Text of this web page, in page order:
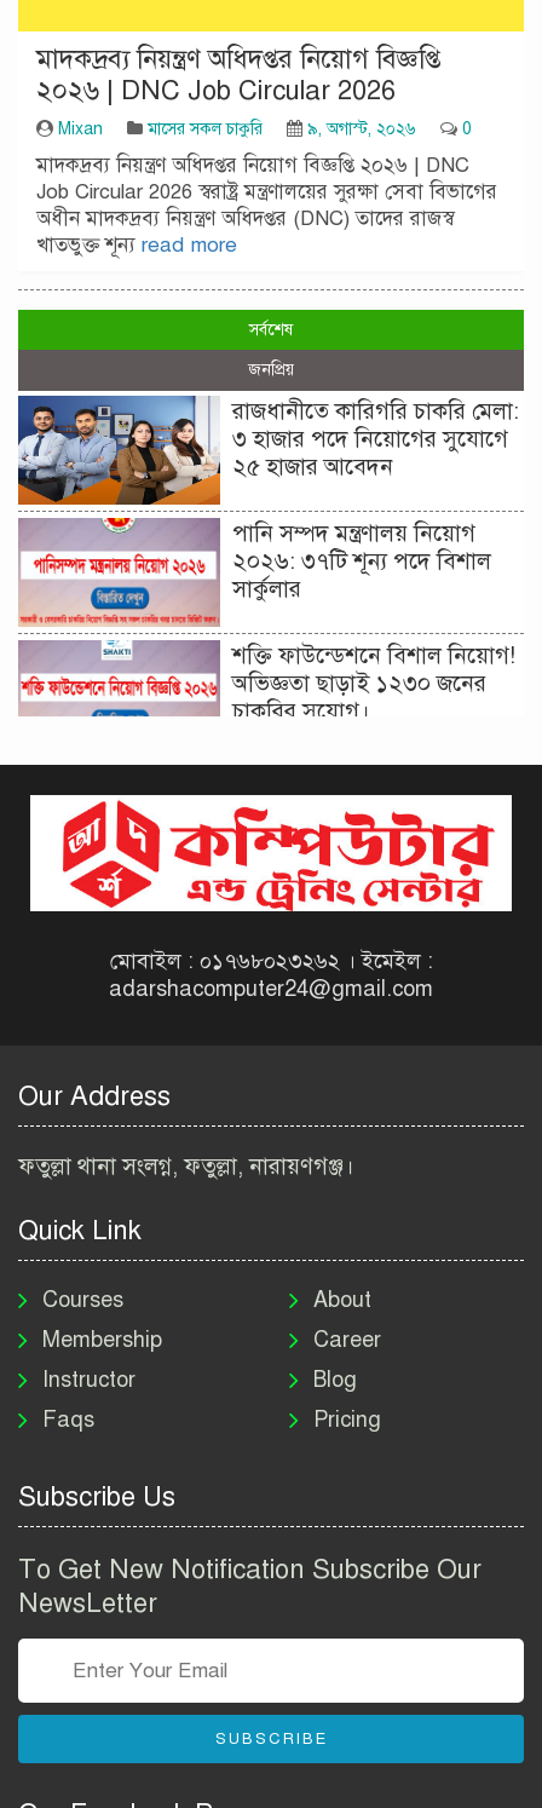
মাদকদ্রব্য নিয়ন্ত্রণ অধিদপ্তর নিয়োগ বিজ্ঞপ্তি
২০২৬ | DNC Job Circular 2026
Mixan মাসের সকল চাকুরি ৯, অগাস্ট, ২০২৬ 0
মাদকদ্রব্য নিয়ন্ত্রণ অধিদপ্তর নিয়োগ বিজ্ঞপ্তি ২০২৬ | DNC
Job Circular 2026 স্বরাষ্ট্র মন্ত্রণালয়ের সুরক্ষা সেবা বিভাগের
অধীন মাদকদ্রব্য নিয়ন্ত্রণ অধিদপ্তর (DNC) তাদের রাজস্ব
খাতভুক্ত শূন্য read more
সর্বশেষ
জনপ্রিয়
রাজধানীতে কারিগরি চাকরি মেলা:
৩ হাজার পদে নিয়োগের সুযোগে
২৫ হাজার আবেদন
পানি সম্পদ মন্ত্রণালয় নিয়োগ
২০২৬: ৩৭টি শূন্য পদে বিশাল
সার্কুলার
শক্তি ফাউন্ডেশনে বিশাল নিয়োগ!
অভিজ্ঞতা ছাড়াই ১২৩০ জনের
চাকরির সুযোগ।
বিজ্ঞপ্তি ২০২৬ | Taxes Zone
Dinajpur Job Circular 2026
বেসরকারি সংস্থা সেতু (SETU)
Job Circular 2026
২০২৬ | BIWTA Job Circular
নিয়োগ বিজ্ঞপ্তি ২০২৬ | DNC
Job Circular 2026
পাসপোর্ট করতে কি কি লাগে
২০২৬ | ই-পাসপোর্ট আবেদন ও
Group Job Circular 2026
তথ্য অধিদপ্তর নিয়োগ বিজ্ঞপ্তি
বাংলাদেশ পুলিশ এএসআই
মোবাইল : ০১৭৬৮০২৩২৬২ । ইমেইল :
adarshacomputer24@gmail.com
Our Address
ফতুল্লা থানা সংলগ্ন, ফতুল্লা, নারায়ণগঞ্জ।
Quick Link
Courses
Membership
Instructor
Faqs
About
Career
Blog
Pricing
Subscribe Us
To Get New Notification Subscribe Our
NewsLetter
SUBSCRIBE